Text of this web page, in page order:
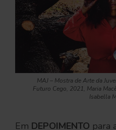
MAJ – Mostra de Arte da
Futuro Cego, 2021, Maria
Isabella
Em DEPOIMENTO para